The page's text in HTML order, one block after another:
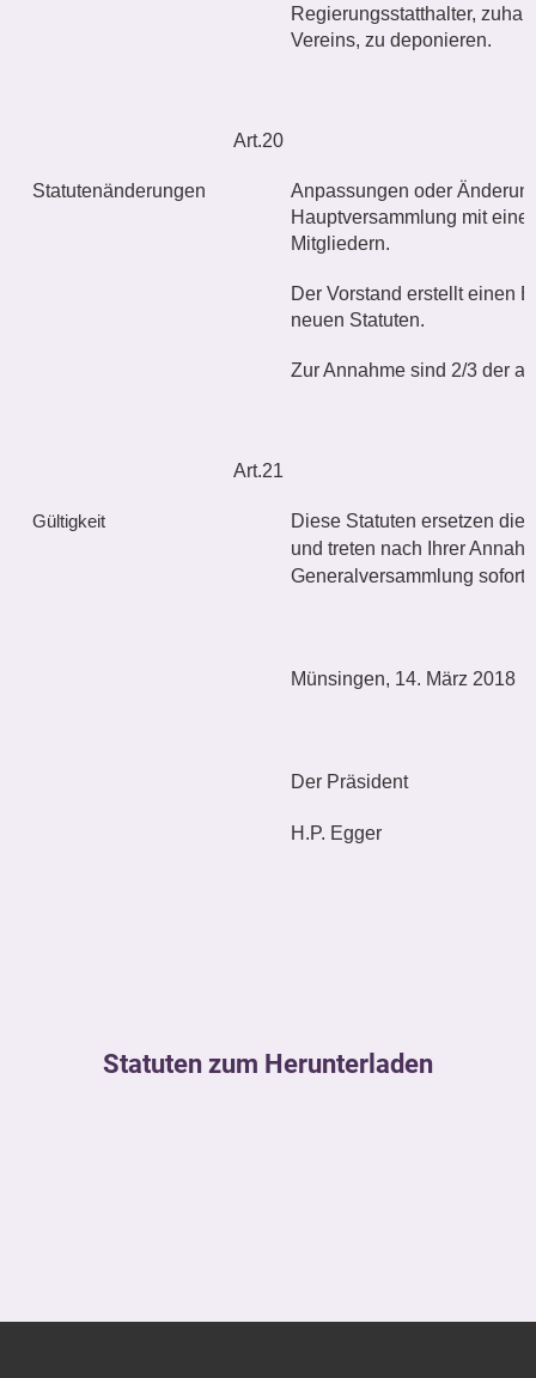
Regierungsstatthalter,
Vereins, zu deponieren.
Art.20
Statutenänderungen
Anpassungen oder
Hauptversammlung mit
Mitgliedern.
Der Vorstand erstellt einen
neuen Statuten.
Zur Annahme sind 2/3 der
Art.21
Gültigkeit
Diese Statuten ersetzen
und treten nach Ihrer
Generalversammlung sofort
Münsingen, 14. März 2018
Der Präsident
H.P. Egger
Statuten zum Herunterladen